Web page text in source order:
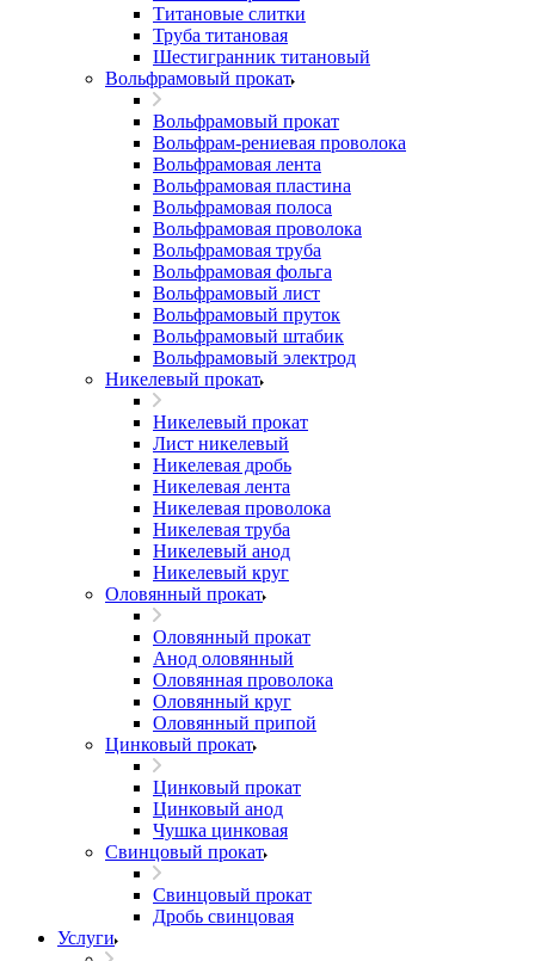
Титановые слитки
Труба титановая
Шестигранник титановый
Вольфрамовый прокат
Вольфрамовый прокат
Вольфрам-рениевая проволока
Вольфрамовая лента
Вольфрамовая пластина
Вольфрамовая полоса
Вольфрамовая проволока
Вольфрамовая труба
Вольфрамовая фольга
Вольфрамовый лист
Вольфрамовый пруток
Вольфрамовый штабик
Вольфрамовый электрод
Никелевый прокат
Никелевый прокат
Лист никелевый
Никелевая дробь
Никелевая лента
Никелевая проволока
Никелевая труба
Никелевый анод
Никелевый круг
Оловянный прокат
Оловянный прокат
Анод оловянный
Оловянная проволока
Оловянный круг
Оловянный припой
Цинковый прокат
Цинковый прокат
Цинковый анод
Чушка цинковая
Свинцовый прокат
Свинцовый прокат
Дробь свинцовая
Услуги